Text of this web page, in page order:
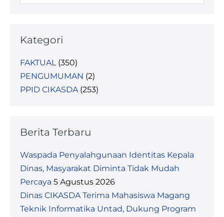
Kategori
FAKTUAL(350)
PENGUMUMAN (2)
PPID CIKASDA(253)
Berita Terbaru
Waspada Penyalahgunaan Identitas Kepala
Dinas, Masyarakat Diminta Tidak Mudah
Percaya 5 Agustus 2026
Dinas CIKASDA Terima Mahasiswa Magang
Teknik Informatika Untad, Dukung Program